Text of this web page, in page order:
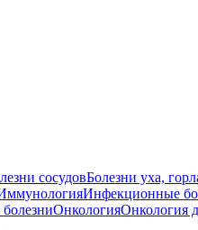
сосудовБолезни уха,
Инфекционные
ОнкологияОнкология